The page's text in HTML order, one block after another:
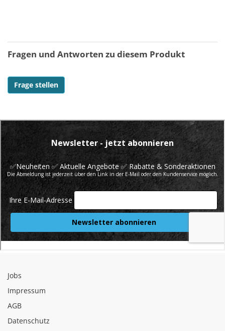
Fragen und Antworten zu diesem Produkt
Frage stellen
Jobs
Impressum
AGB
Datenschutz